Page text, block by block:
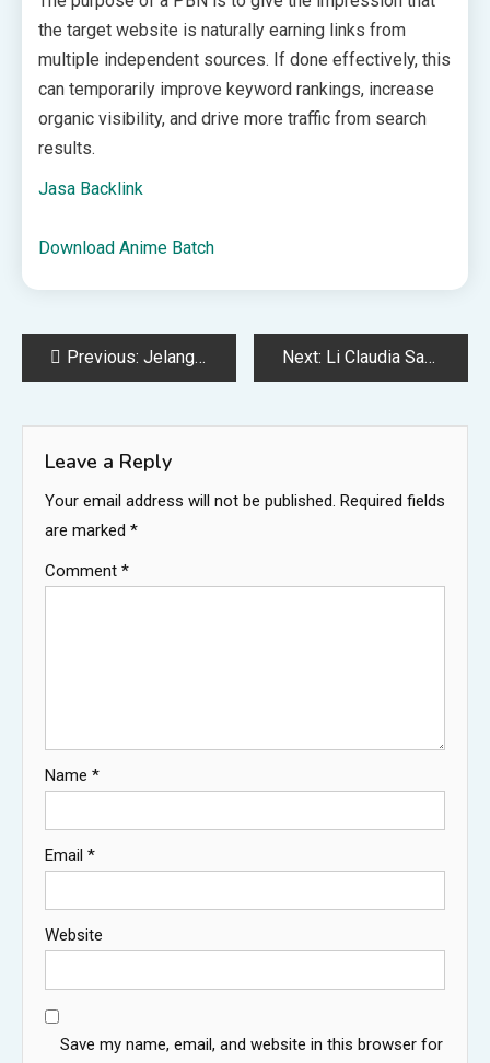
the target website is naturally earning links from
multiple independent sources. If done effectively, this
can temporarily improve keyword rankings, increase
organic visibility, and drive more traffic from search
results.
Jasa Backlink
Download Anime Batch
PostPrevious: Jelang Popda 2026, Disdikpora Lingga Gelar Seleksi Atlet Bola Voli Putri dari Empat Kecamatan – capacitaciontotalcdmx Next: Li Claudia Sambut Delegasi Pertahanan 19 Negara, Perkenalkan Posisi Strategis Batam Sebagai Kawasan – capacitaciontotalcdmx
Leave a Reply
Your email address will not be published. Required fields
are marked *
Comment *
Name *
Email *
Website
Save my name, email, and website in this browser for